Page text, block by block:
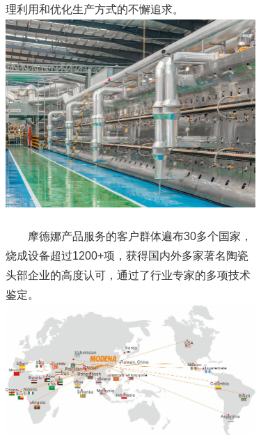
理利用和优化生产方式的不懈追求。
摩德娜产品服务的客户群体遍布30多个国家，
烧成设备超过1200+项，获得国内外多家著名陶瓷
头部企业的高度认可，通过了行业专家的多项技术
鉴定。